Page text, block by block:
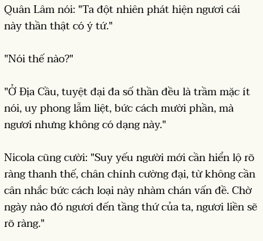
Quân Lâm nói: "Ta đột nhiên phát hiện ngươi cái
này thần thật có ý tứ."
"Nói thế nào?"
"Ở Địa Cầu, tuyệt đại đa số thần đều là trầm mặc ít
nói, uy phong lẫm liệt, bức cách mười phần, mà
ngươi nhưng không có dạng này."
Nicola cũng cười: "Suy yếu người mới cần hiển lộ rõ
ràng thanh thế, chân chính cường đại, từ không cần
cân nhắc bức cách loại này nhàm chán vấn đề. Chờ
ngày nào đó ngươi đến tầng thứ của ta, ngươi liền sẽ
rõ ràng."